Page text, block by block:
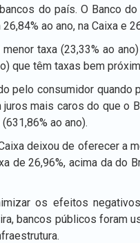
do país. O Banco
ao ano, na Caixa e
taxa (23,33% ao
que têm taxas bem
pelo consumidor quando
mais caros do que o
ao ano).
deixou de oferecer a
de 26,96%, acima da do
os efeitos
bancos públicos foram